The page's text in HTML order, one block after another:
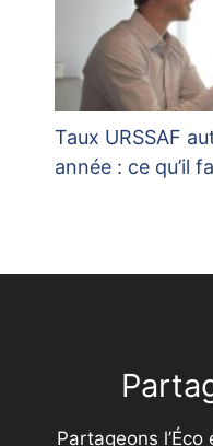
Taux URSSAF
année : ce qu’il
Partageons